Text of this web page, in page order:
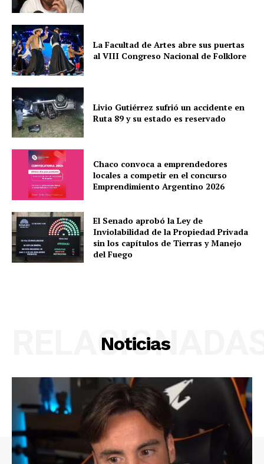
La Facultad de Artes abre sus puertas
al VIII Congreso Nacional de Folklore
Livio Gutiérrez sufrió un accidente en
Ruta 89 y su estado es reservado
Chaco convoca a emprendedores
locales a competir en el concurso
Emprendimiento Argentino 2026
El Senado aprobó la Ley de
Inviolabilidad de la Propiedad Privada
sin los capítulos de Tierras y Manejo
del Fuego
Noticias